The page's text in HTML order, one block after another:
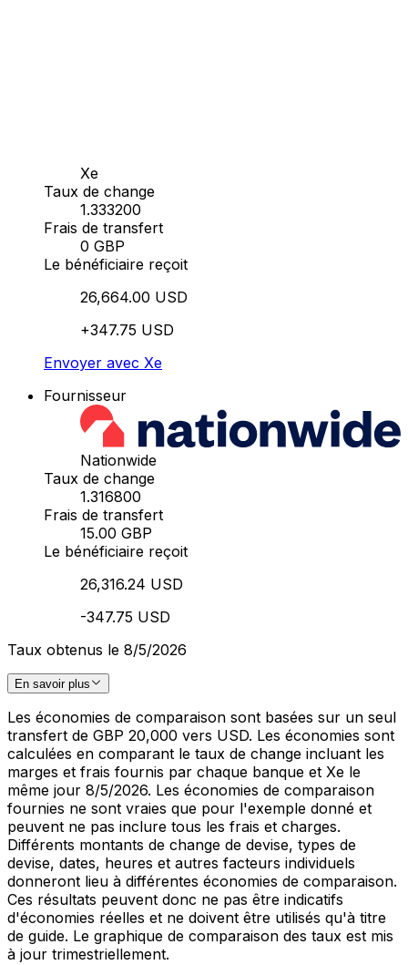
Xe
Taux de change
1.333200
Frais de transfert
0 GBP
Le bénéficiaire reçoit
26,664.00 USD
+347.75 USD
Envoyer avec Xe
Fournisseur
Nationwide
Taux de change
1.316800
Frais de transfert
15.00 GBP
Le bénéficiaire reçoit
26,316.24 USD
-347.75 USD
Taux obtenus le 8/5/2026
En savoir plus
Les économies de comparaison sont basées sur un seul
transfert de GBP 20,000 vers USD. Les économies sont
calculées en comparant le taux de change incluant les
marges et frais fournis par chaque banque et Xe le
même jour 8/5/2026. Les économies de comparaison
fournies ne sont vraies que pour l'exemple donné et
peuvent ne pas inclure tous les frais et charges.
Différents montants de change de devise, types de
devise, dates, heures et autres facteurs individuels
donneront lieu à différentes économies de comparaison.
Ces résultats peuvent donc ne pas être indicatifs
d'économies réelles et ne doivent être utilisés qu'à titre
de guide. Le graphique de comparaison des taux est mis
à jour trimestriellement.